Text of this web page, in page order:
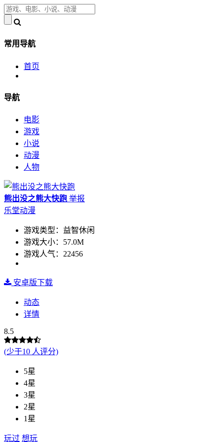
常用导航
首页
导航
电影
游戏
小说
动漫
人物
熊出没之熊大快跑 举报
乐堂动漫
游戏类型：益智休闲
游戏大小：57.0M
游戏人气：22456
安卓版下载
动态
详情
8.5
(少于10 人评分)
5星
4星
3星
2星
1星
玩过 想玩